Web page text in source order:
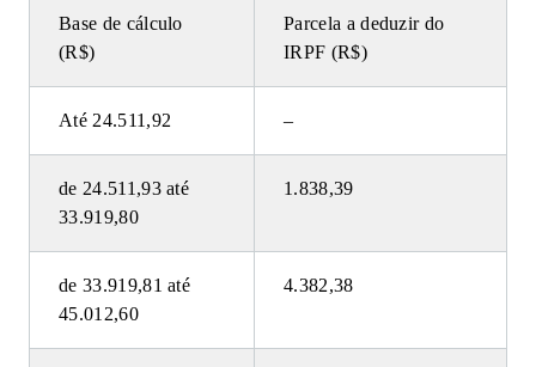
Base de cálculo
(R$)
Parcela a deduzir do
IRPF (R$)
Até 24.511,92 –
de 24.511,93 até
33.919,80
1.838,39
de 33.919,81 até
45.012,60
4.382,38